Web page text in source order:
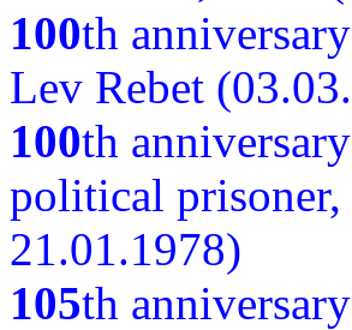
100th
Lev Rebet
100th
political
21.01.1978)
105th